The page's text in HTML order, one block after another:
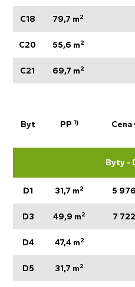
C18 79,7 m2
C20 55,6 m2
C21 69,7 m2
Byt PP1) Cena
Byty -
D1 31,7 m2 5
D3 49,9 m2 7
D4 47,4 m2
D5 31,7 m2